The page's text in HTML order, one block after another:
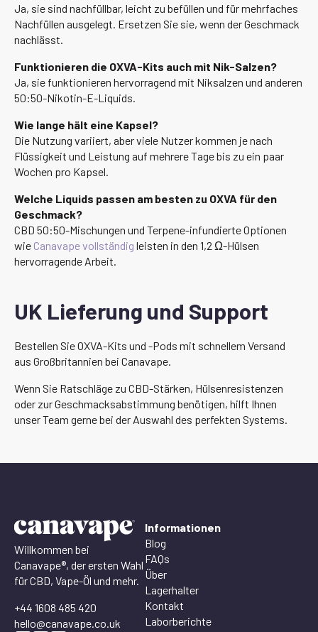
Ja, sie sind nachfüllbar, leicht zu befüllen und für mehrfaches
Nachfüllen ausgelegt. Ersetzen Sie sie, wenn der Geschmack
nachlässt.
Funktionieren die OXVA-Kits auch mit Nik-Salzen?
Ja, sie funktionieren hervorragend mit Niksalzen und anderen
50:50-Nikotin-E-Liquids.
Wie lange hält eine Kapsel?
Die Nutzung variiert, aber viele Nutzer kommen je nach
Flüssigkeit und Leistung auf mehrere Tage bis zu ein paar
Wochen pro Kapsel.
Welche Liquids passen am besten zu OXVA für den
Geschmack?
CBD 50:50-Mischungen und Terpene-infundierte Optionen
wie Canavape vollständig leisten in den 1,2 Ω-Hülsen
hervorragende Arbeit.
UK Lieferung und Support
Bestellen Sie OXVA-Kits und -Pods mit schnellem Versand
aus Großbritannien bei Canavape.
Wenn Sie Ratschläge zu CBD-Stärken, Hülsenresistenzen
oder zur Geschmacksabstimmung benötigen, hilft Ihnen
unser Team gerne bei der Auswahl des perfekten Systems.
Willkommen bei
Canavape®, der ersten Wahl
für CBD, Vape-Öl und mehr.
+44 1608 485 420
hello@canavape.co.uk
Informationen
Blog
FAQs
Über
Lagerhalter
Kontakt
Laborberichte